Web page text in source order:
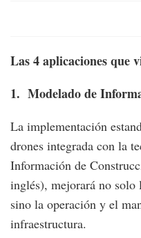
Las 4 aplicaciones que
1. Modelado de
La implementación
drones integrada con la
Información de
inglés), mejorará no solo
sino la operación y el
infraestructura.